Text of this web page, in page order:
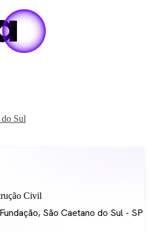
do Sul
Civil
Fundação, São Caetano do Sul - SP